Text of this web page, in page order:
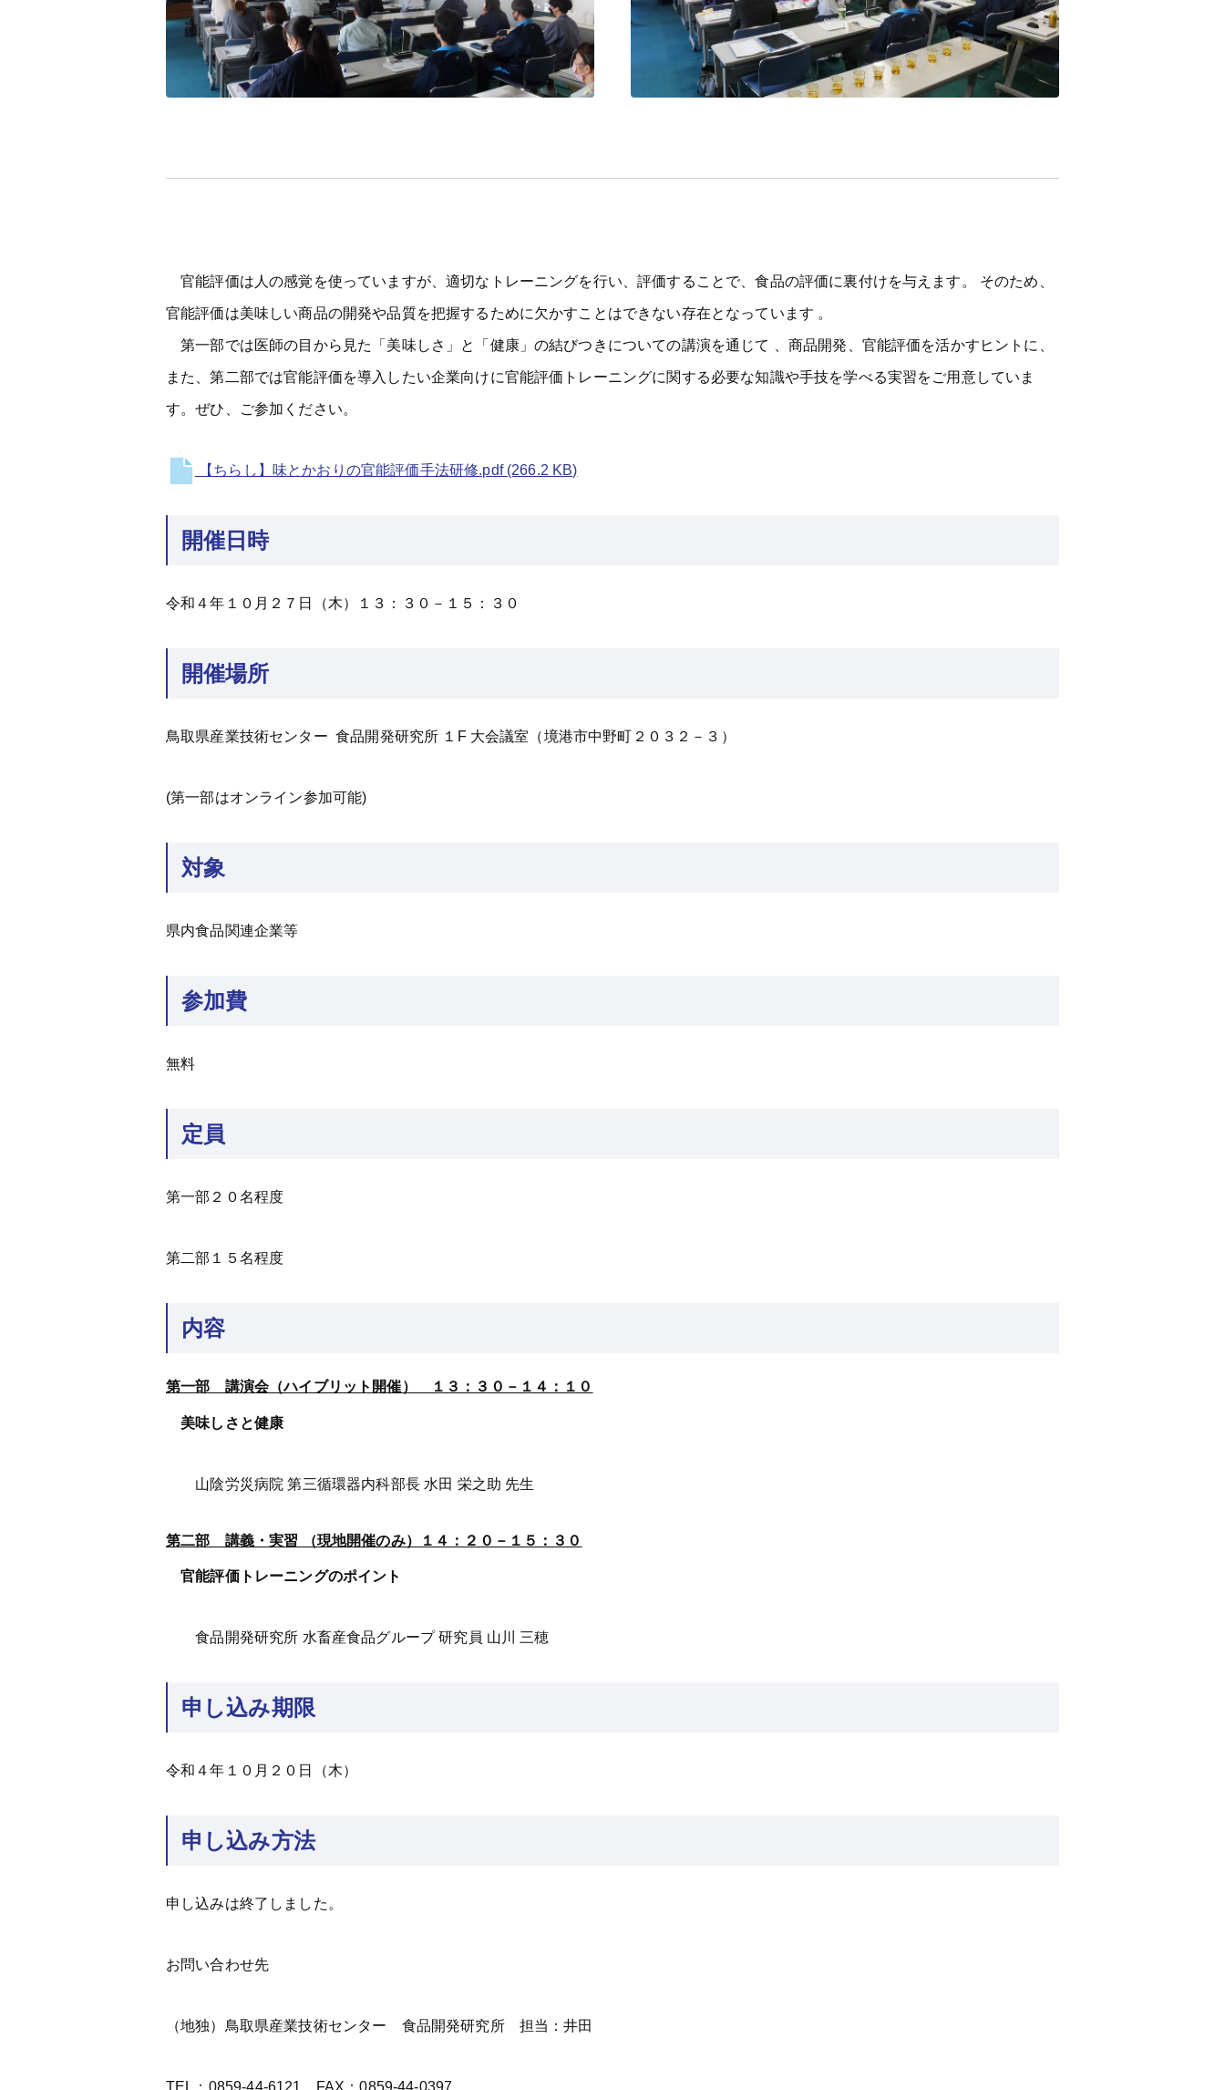
官能評価は人の感覚を使っていますが、適切なトレーニングを行い、評価することで、食品の評価に裏付けを与えます。 そのため、
官能評価は美味しい商品の開発や品質を把握するために欠かすことはできない存在となっています 。
第一部では医師の目から見た「美味しさ」と「健康」の結びつきについての講演を通じて 、商品開発、官能評価を活かすヒントに、
また、第二部では官能評価を導入したい企業向けに官能評価トレーニングに関する必要な知識や手技を学べる実習をご用意していま
す。ぜひ、ご参加ください。
【ちらし】味とかおりの官能評価手法研修.pdf (266.2 KB)
開催日時
令和４年１０月２７日（木）１３：３０－１５：３０
開催場所
鳥取県産業技術センター 食品開発研究所 １F 大会議室（境港市中野町２０３２－３）
(第一部はオンライン参加可能)
対象
県内食品関連企業等
参加費
無料
定員
第一部２０名程度
第二部１５名程度
内容
第一部 講演会（ハイブリット開催） １３：３０－１４：１０
美味しさと健康
山陰労災病院 第三循環器内科部長 水田 栄之助 先生
第二部 講義・実習 （現地開催のみ）１４：２０－１５：３０
官能評価トレーニングのポイント
食品開発研究所 水畜産食品グループ 研究員 山川 三穂
申し込み期限
令和４年１０月２０日（木）
申し込み方法
申し込みは終了しました。
お問い合わせ先
（地独）鳥取県産業技術センター 食品開発研究所 担当：井田